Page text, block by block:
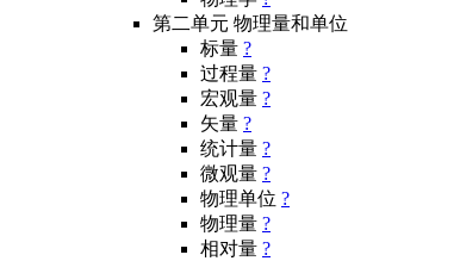
第二单元 物理量和单位
标量 ?
过程量 ?
宏观量 ?
矢量 ?
统计量 ?
微观量 ?
物理单位 ?
物理量 ?
相对量 ?